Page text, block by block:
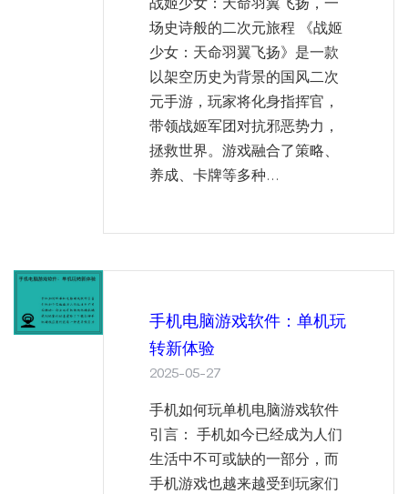
场史诗般的二次元旅程 《战姬
少女：天命羽翼飞扬》是一款
以架空历史为背景的国风二次
元手游，玩家将化身指挥官，
带领战姬军团对抗邪恶势力，
拯救世界。游戏融合了策略、
养成、卡牌等多种...
手机电脑游戏软件：单机玩
转新体验
2025-05-27
手机如何玩单机电脑游戏软件
引言： 手机如今已经成为人们
生活中不可或缺的一部分，而
手机游戏也越来越受到玩家们